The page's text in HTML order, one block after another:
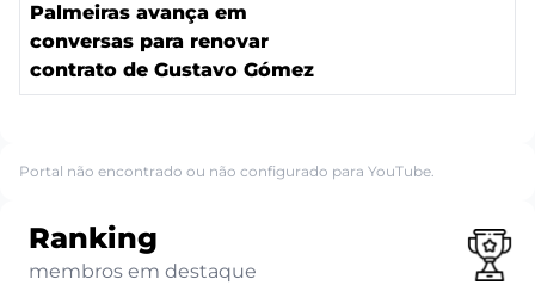
Palmeiras avança em
conversas para renovar
contrato de Gustavo Gómez
Portal não encontrado ou não configurado para YouTube.
Ranking
membros em destaque